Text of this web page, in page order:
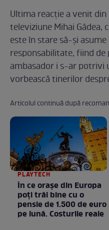
Ultima reacţie a venit
televiziune Mihai Gâdea,
este în stare să-şi asume
responsabilitate, fiind
ambasador i s-ar potrivi
vorbească tinerilor
Articolul continuă după
PLAYTECH
În ce orașe din Europa
poți trăi bine cu o
pensie de 1.500 de euro
pe lună. Costurile reale